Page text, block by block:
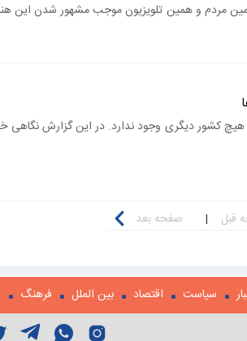
مردم و همین تلویزیون موجب مشهور شدن این
قبل | صفحه بعد
سیاست اقتصاد بین الملل فرهنگ